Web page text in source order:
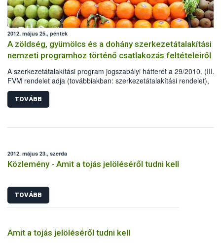
2012. május 25., péntek
A zöldség, gyümölcs és a dohány szerkezetátalakítási
nemzeti programhoz történő csatlakozás feltételeiről
A szerkezetátalakítási program jogszabályi hátterét a 29/2010.
FVM rendelet adja (továbbiakban: szerkezetátalakítási rendelet),
amelyet 4/2012. (II.7.) VM rendelet módosított. A
rendelet 3. § (2) bekezdése értelmében a 2012-2013. támogatási
vonatkozásában az a zöldség-, illetve gyümölcstermelő vehet részt,
VM rendelet (továbbiakban: egységes kérelem rendelet) szerinti
TOVÁBB
2012. május 23., szerda
Közlemény - Amit a tojás jelöléséről tudni kell
TOVÁBB
Amit a tojás jelöléséről tudni kell